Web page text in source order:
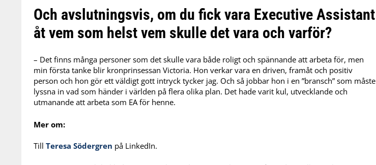
Och avslutningsvis, om du fick vara Executive Assistant
åt vem som helst vem skulle det vara och varför?
– Det finns många personer som det skulle vara både roligt och spännande att arbeta för, men
min första tanke blir kronprinsessan Victoria. Hon verkar vara en driven, framåt och positiv
person och hon gör ett väldigt gott intryck tycker jag. Och så jobbar hon i en ”bransch” som måste
lyssna in vad som händer i världen på flera olika plan. Det hade varit kul, utvecklande och
utmanande att arbeta som EA för henne.
Mer om:
Till Teresa Södergren på LinkedIn.